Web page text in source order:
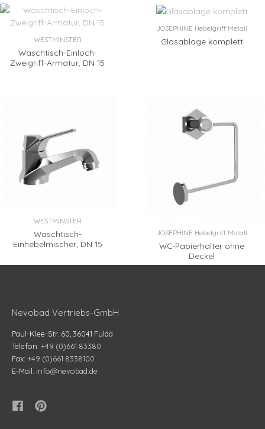
WESTMINSTER
Waschtisch-Einloch-
Zweigriff-Armatur, DN 15
JOSEPHINE Hebelgriff Metall
Glasablage komplett
WESTMINSTER
Waschtisch-
Einhebelmischer, DN 15
JOSEPHINE Hebelgriff Metall
WC-Papierhalter ohne
Deckel
Nevobad Vertriebs-GmbH
Paul-Klee-Str. 60, 36041 Fulda
Telefon: +49 (0)661 83380
Fax: +49 (0)661 8338100
E-Mail: info@nevobad.de